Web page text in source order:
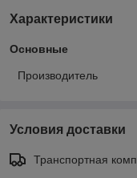
Характеристики
Основные
Производитель
Условия доставки
Транспортная